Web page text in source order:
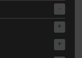
-
+
+